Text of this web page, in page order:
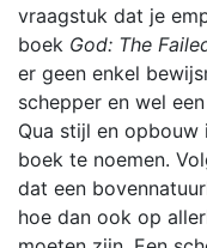
vraagstuk dat je
boek God: The
er geen enkel
schepper en wel
Qua stijl en
boek te noemen.
dat een
hoe dan ook op